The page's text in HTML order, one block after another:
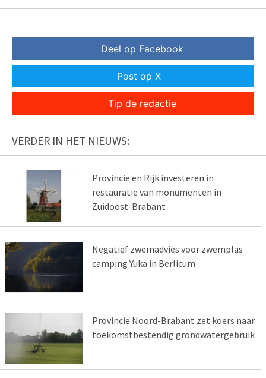
Deel op Facebook
Post op X
Tip de redactie
VERDER IN HET NIEUWS:
Provincie en Rijk investeren in
restauratie van monumenten in
Zuidoost-Brabant
Negatief zwemadvies voor zwemplas
camping Yuka in Berlicum
Provincie Noord-Brabant zet koers naar
toekomstbestendig grondwatergebruik